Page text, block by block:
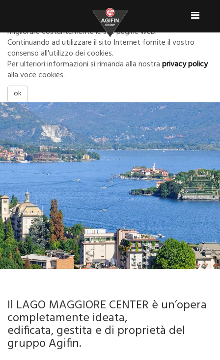
Agifin usa i cookies per poter configurare in modo ottimale e
migliorare costantemente le sue pagine web.
Continuando ad utilizzare il sito Internet fornite il vostro
consenso all'utilizzo dei cookies.
Per ulteriori informazioni si rimanda alla nostraprivacy policy
alla voce cookies.
ok
Toggle
Il LAGO MAGGIORE CENTER è un’opera
completamente ideata,
edificata, gestita e di proprietà del
gruppo Agifin.